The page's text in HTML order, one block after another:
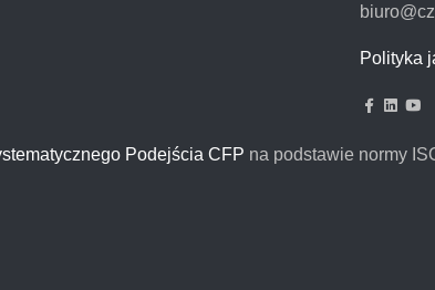
Polityka
Podejścia CFP na podstawie normy